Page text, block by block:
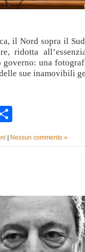
il Nord sopra il
ridotta
governo: una
sue inamovibili
| Nessun commento »